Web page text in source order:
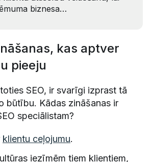
biznesa…
kas aptver
pieeju
SEO, ir svarīgi izprast tā
būtību. Kādas zināšanas ir
speciālistam?
klientu ceļojumu.
iezīmēm tiem klientiem,